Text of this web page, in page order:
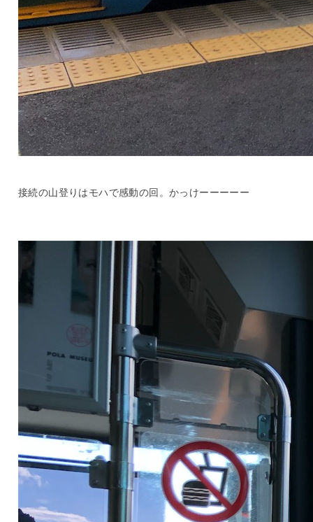
接続の山登りはモハで感動の回。かっけーーーーー